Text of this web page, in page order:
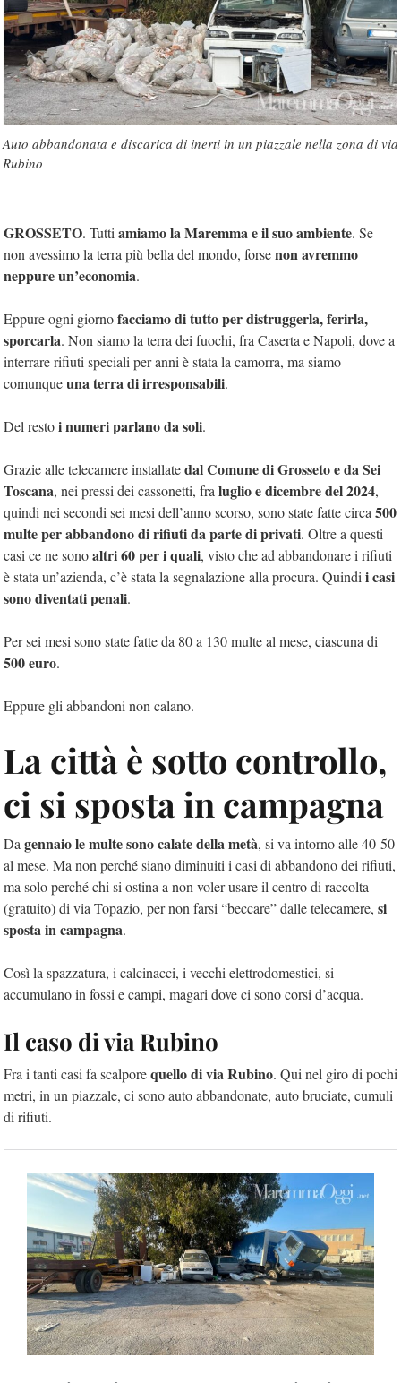
Auto abbandonata e discarica di inerti in un piazzale nella zona di via
Rubino
GROSSETO. Tutti amiamo la Maremma e il suo ambiente. Se
non avessimo la terra più bella del mondo, forsenon avremmo
neppure un’economia.
Eppure ogni giornofacciamo di tutto per distruggerla, ferirla,
sporcarla. Non siamo la terra dei fuochi, fra Caserta e Napoli, dove a
interrare rifiuti speciali per anni è stata la camorra, ma siamo
comunqueuna terra di irresponsabili.
Del restoi numeri parlano da soli.
Grazie alle telecamere installatedal Comune di Grosseto e da Sei
Toscana, nei pressi dei cassonetti, fra luglio e dicembre del 2024,
quindi nei secondi sei mesi dell’anno scorso, sono state fatte circa 500
multe per abbandono di rifiuti da parte di privati. Oltre a questi
casi ce ne sonoaltri 60 per i quali, visto che ad abbandonare i rifiuti
è stata un’azienda, c’è stata la segnalazione alla procura. Quindi i casi
sono diventati penali.
Per sei mesi sono state fatte da 80 a 130 multe al mese, ciascuna di
500 euro.
Eppure gli abbandoni non calano.
La città è sotto controllo,
ci si sposta in campagna
Da gennaio le multe sono calate della metà, si va intorno alle 40-50
al mese. Ma non perché siano diminuiti i casi di abbandono dei rifiuti,
ma solo perché chi si ostina a non voler usare il centro di raccolta
(gratuito) di via Topazio, per non farsi “beccare” dalle telecamere, si
sposta in campagna.
Così la spazzatura, i calcinacci, i vecchi elettrodomestici, si
accumulano in fossi e campi, magari dove ci sono corsi d’acqua.
Il caso di via Rubino
Fra i tanti casi fa scalporequello di via Rubino. Qui nel giro di pochi
metri, in un piazzale, ci sono auto abbandonate, auto bruciate, cumuli
di rifiuti.